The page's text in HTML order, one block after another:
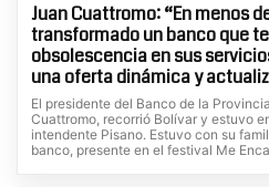
Juan Cuattromo: “En menos
transformado un banco que
obsolescencia en sus
una oferta dinámica y
El presidente del Banco de la
Cuattromo, recorrió Bolívar y estuvo
intendente Pisano. Estuvo con su
banco, presente en el festival Me